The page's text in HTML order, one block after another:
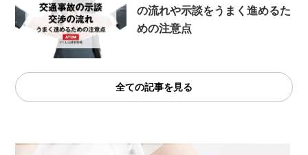
の流れや示談をうまく進めるた
めの注意点
全ての記事を見る